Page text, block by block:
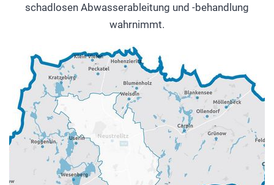
schadlosen Abwasserableitung und -behandlung
wahrnimmt.